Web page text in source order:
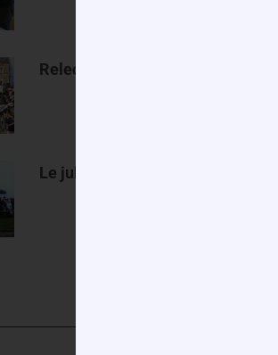
Relecture de l’année jubilaire
Le jubilé de l’Espérance 2025